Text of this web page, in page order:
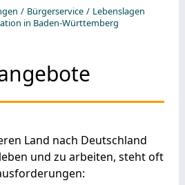
Bürgerservice
Lebenslagen
in Baden-Württemberg
Land nach Deutschland
und zu arbeiten, steht oft